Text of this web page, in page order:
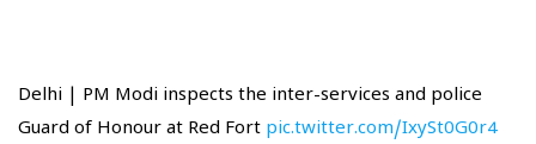
Delhi | PM Modi inspects the inter-services and police
Guard of Honour at Red Fort pic.twitter.com/IxySt0G0r4